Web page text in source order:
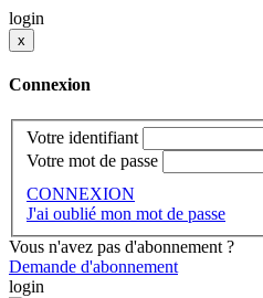
login
x
Connexion
Votre identifiant
Votre mot de passe
CONNEXION
J'ai oublié mon mot de passe
Vous n'avez pas d'abonnement ?
Demande d'abonnement
login